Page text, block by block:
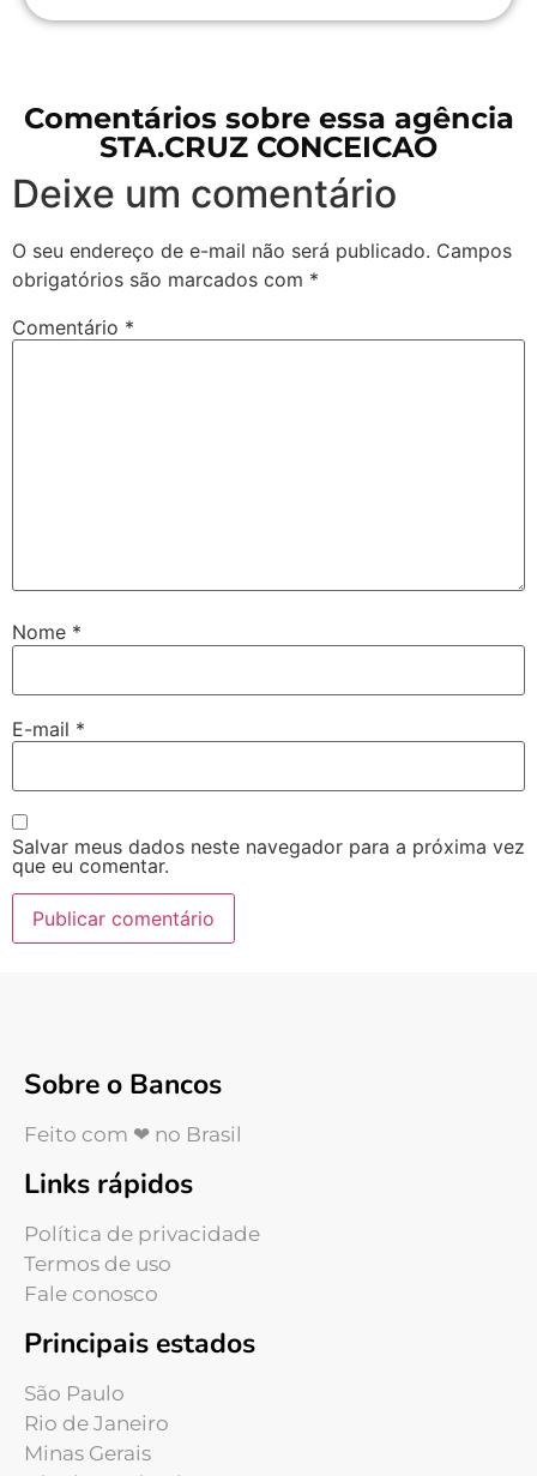
Comentários sobre essa agência
STA.CRUZ CONCEICAO
Deixe um comentário
O seu endereço de e-mail não será publicado. Campos
obrigatórios são marcados com *
Comentário *
Nome *
E-mail *
Salvar meus dados neste navegador para a próxima vez
que eu comentar.
Sobre o Bancos
Feito com ❤ no Brasil
Links rápidos
Política de privacidade
Termos de uso
Fale conosco
Principais estados
São Paulo
Rio de Janeiro
Minas Gerais